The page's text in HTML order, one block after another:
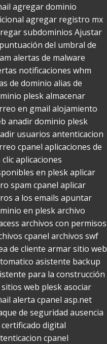
agregar dominio
agregar registro mx
subdominios Ajustar
del umbral de
alertas de malware
notificaciones whm
de dominio alias de
pleskalmacenar
en gmail alojamiento
anadir dominio plesk
usuarios antenticacion
cpanel aplicaciones de
clicaplicaciones
en pleskaplicar
spam cpanel aplicar
a los emails apuntar
en pleskarchivo
archivos con permisos
cpanel archivos swf
de cliente armar sitio web
asistente backup
para la construcción
sitios web pleskasociar
alerta cpanel asp.net
de seguridad ausencia
certificado digital
cpanel